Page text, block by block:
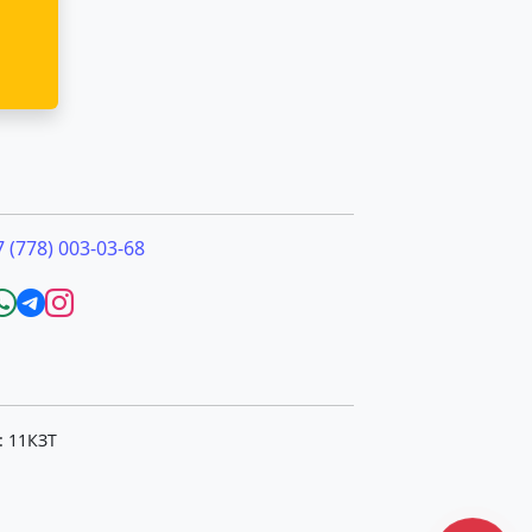
(778) 003-03-68
11КЗТ